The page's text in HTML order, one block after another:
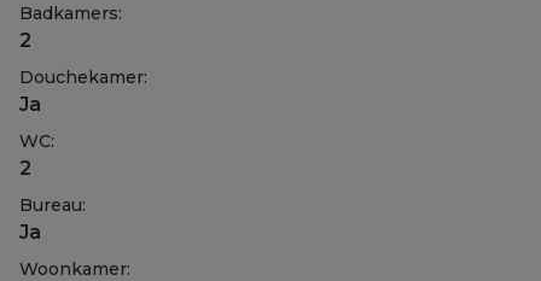
Badkamers:
2
Douchekamer:
Ja
WC:
2
Bureau:
Ja
Woonkamer: